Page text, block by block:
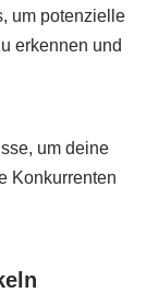
um potenzielle
erkennen und
um deine
Konkurrenten